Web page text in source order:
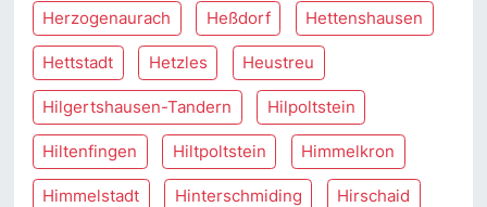
Herzogenaurach Heßdorf Hettenshausen
Hettstadt Hetzles Heustreu
Hilgertshausen-Tandern Hilpoltstein
Hiltenfingen Hiltpoltstein Himmelkron
Himmelstadt Hinterschmiding Hirschaid